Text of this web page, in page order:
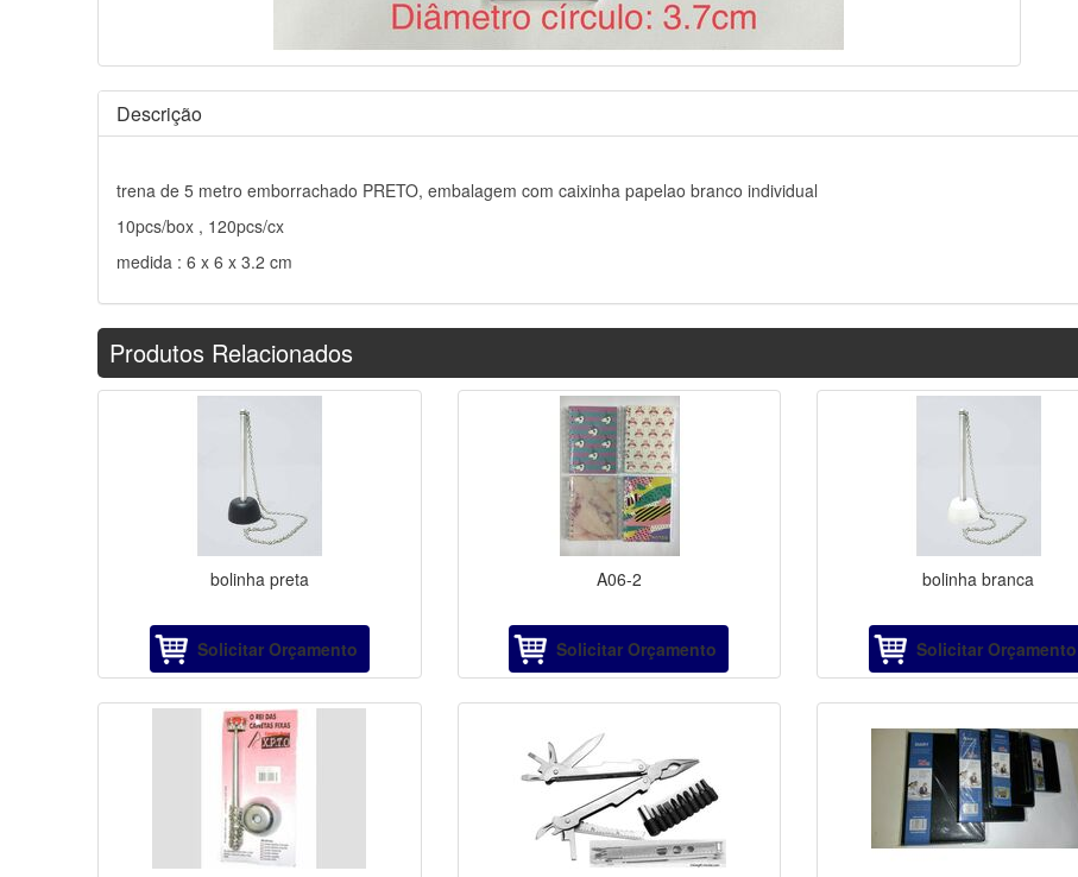
Descrição
trena de 5 metro emborrachado PRETO, embalagem com caixinha papelao branco individual
10pcs/box , 120pcs/cx
medida : 6 x 6 x 3.2 cm
Produtos Relacionados
bolinha preta
Solicitar Orçamento
A06-2
Solicitar Orçamento
bolinha branca
Solicitar Orçamento